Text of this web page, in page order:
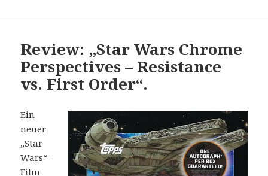
Review: „Star Wars Chrome
Perspectives – Resistance
vs. First Order“.
Ein
neuer
„Star
Wars“-
Film